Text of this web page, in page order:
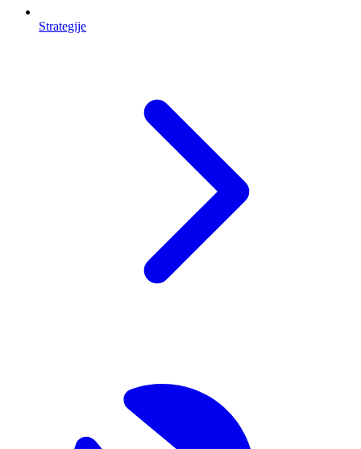
Strategije